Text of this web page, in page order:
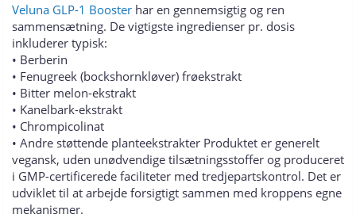
Veluna GLP-1 Booster har en gennemsigtig og ren
sammensætning. De vigtigste ingredienser pr. dosis
inkluderer typisk:
• Berberin
• Fenugreek (bockshornkløver) frøekstrakt
• Bitter melon-ekstrakt
• Kanelbark-ekstrakt
• Chrompicolinat
• Andre støttende planteekstrakter Produktet er generelt
vegansk, uden unødvendige tilsætningsstoffer og produceret
i GMP-certificerede faciliteter med tredjepartskontrol. Det er
udviklet til at arbejde forsigtigt sammen med kroppens egne
mekanismer.